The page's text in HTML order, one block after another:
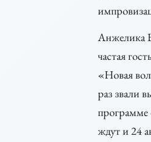
Анжелика
частая
«Новая
раз звали
программе
ждут и 24